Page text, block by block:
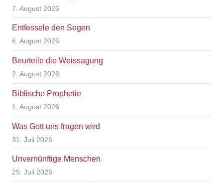
7. August 2026
Entfessele den Segen
6. August 2026
Beurteile die Weissagung
2. August 2026
Biblische Prophetie
1. August 2026
Was Gott uns fragen wird
31. Juli 2026
Unvernünftige Menschen
29. Juli 2026